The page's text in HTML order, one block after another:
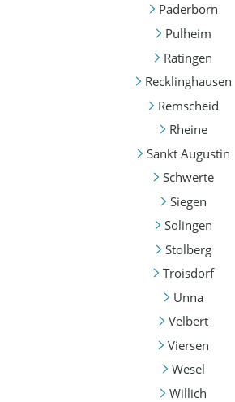
Paderborn
Pulheim
Ratingen
Recklinghausen
Remscheid
Rheine
Sankt Augustin
Schwerte
Siegen
Solingen
Stolberg
Troisdorf
Unna
Velbert
Viersen
Wesel
Willich